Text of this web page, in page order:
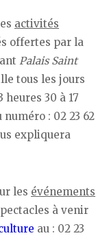
activités
offertes par la
Palais Saint
tous les jours
heures 30 à 17
: 02 23 62
expliquera
les événements
à venir
au : 02 23